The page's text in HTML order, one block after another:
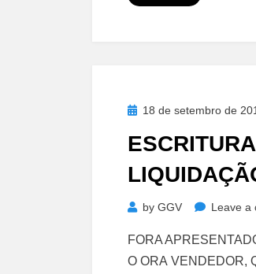
Posted18 de setembro de
by GGV Leave a
FORA
O ORA VENDEDOR,